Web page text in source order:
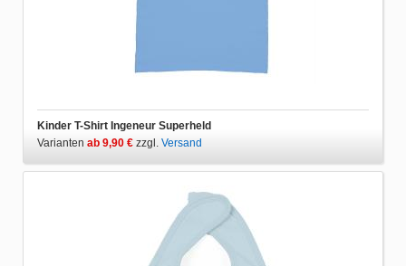
Kinder T-Shirt Ingeneur Superheld
Varianten ab 9,90 € zzgl. Versand